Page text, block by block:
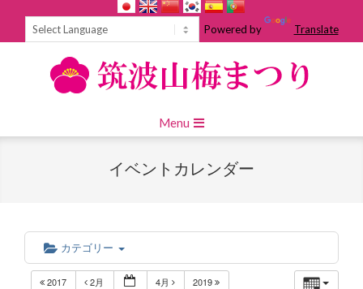
Powered by Translate
Navigation
Menu
イベントカレンダー
カテゴリー
2017 2月 4月 2019